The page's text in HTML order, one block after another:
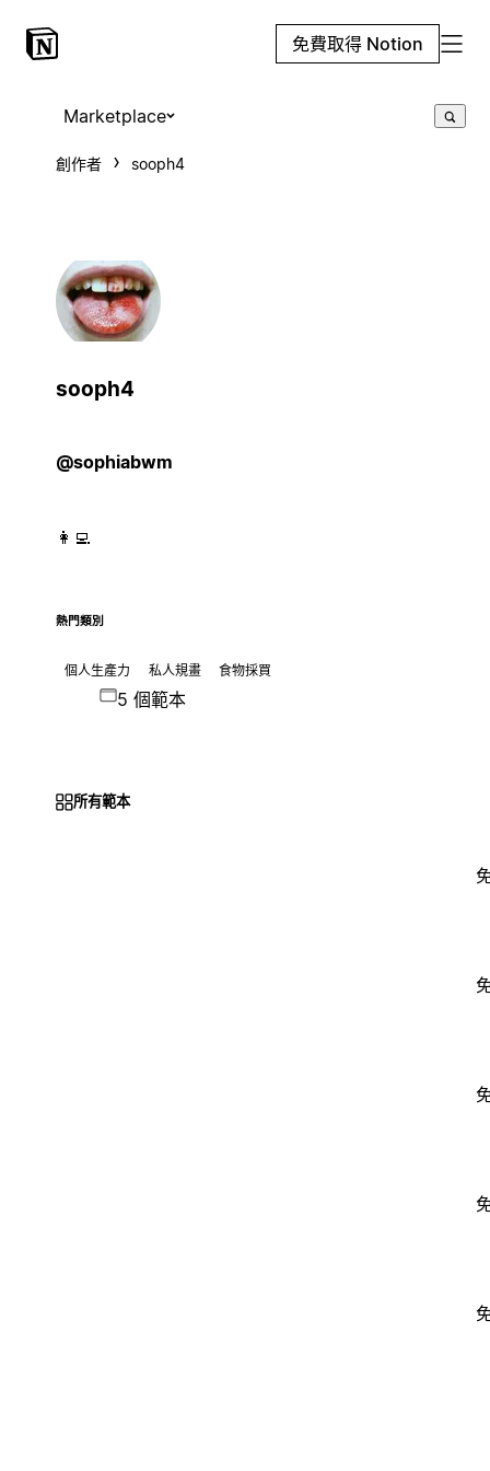
免費取得 Notion
Marketplace
創作者 sooph4
sooph4
@sophiabwm
👩‍💻
熱門類別
個人生產力 私人規畫 食物採買
5 個範本
所有範本